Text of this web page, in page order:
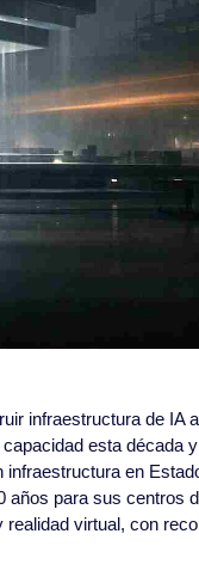
infraestructura de IA
esta década
en
para sus centros
virtual, con